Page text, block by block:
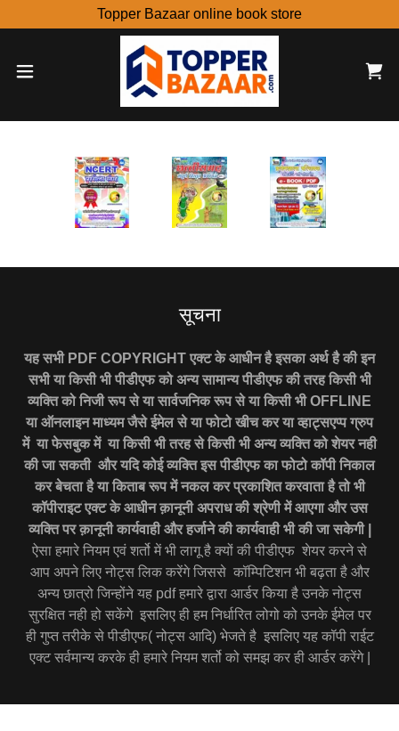
Topper Bazaar online book store
सूचना
यह सभी PDF COPYRIGHT एक्ट के आधीन है इसका अर्थ है की इन
सभी या किसी भी पीडीएफ को अन्य सामान्य पीडीएफ की तरह किसी भी
व्यक्ति को निजी रूप से या सार्वजनिक रूप से या किसी भी OFFLINE
या ऑनलाइन माध्यम जैसे ईमेल से या फोटो खीच कर या व्हाट्सएप्प ग्रुप
में या फेसबुक में या किसी भी तरह से किसी भी अन्य व्यक्ति को शेयर नही
की जा सकती और यदि कोई व्यक्ति इस पीडीएफ का फोटो कॉपी निकाल
कर बेचता है या किताब रूप में नकल कर प्रकाशित करवाता है तो भी
कॉपीराइट एक्ट के आधीन क़ानूनी अपराध की श्रेणी में आएगा और उस
व्यक्ति पर क़ानूनी कार्यवाही और हर्जाने की कार्यवाही भी की जा सकेगी |
ऐसा हमारे नियम एवं शर्तो में भी लागू है क्यों की पीडीएफ शेयर करने से
आप अपने लिए नोट्स लिक करेंगे जिससे कॉम्पिटिशन भी बढ़ता है और
अन्य छात्रो जिन्होंने यह pdf हमारे द्वारा आर्डर किया है उनके नोट्स
सुरक्षित नही हो सकेंगे इसलिए ही हम निर्धारित लोगो को उनके ईमेल पर
ही गुप्त तरीके से पीडीएफ( नोट्स आदि) भेजते है इसलिए यह कॉपी राईट
एक्ट सर्वमान्य करके ही हमारे नियम शर्तो को समझ कर ही आर्डर करेंगे |